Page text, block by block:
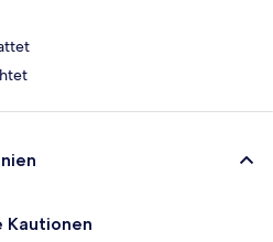
Kautionen